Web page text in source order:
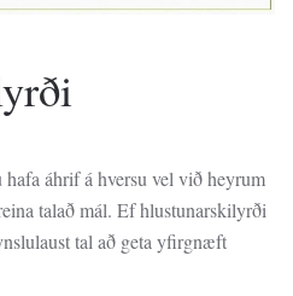
áhrif á hversu vel við heyrum
talað mál. Ef hlustunarskilyrði
tal að geta yfirgnæft